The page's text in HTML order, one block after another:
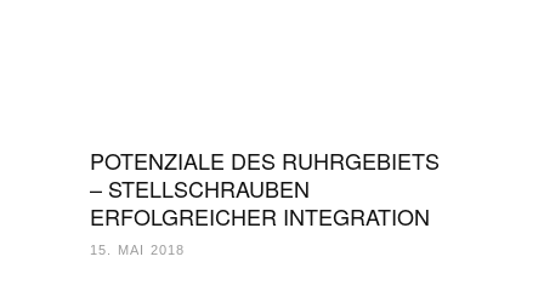
POTENZIALE DES RUHRGEBIETS
– STELLSCHRAUBEN
ERFOLGREICHER INTEGRATION
15. MAI 2018